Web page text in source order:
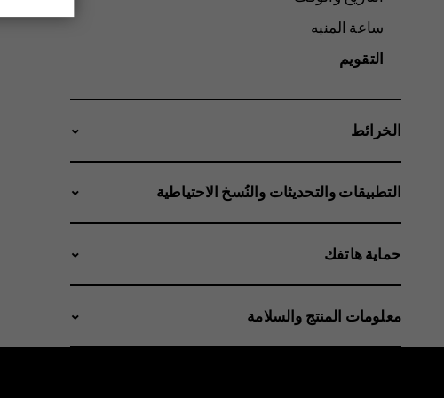
ساعة المنبه
التقويم
الخرائط
التطبيقات والتحديثات والنُسخ الاحتياطية
حماية هاتفك
معلومات المنتج والسلامة